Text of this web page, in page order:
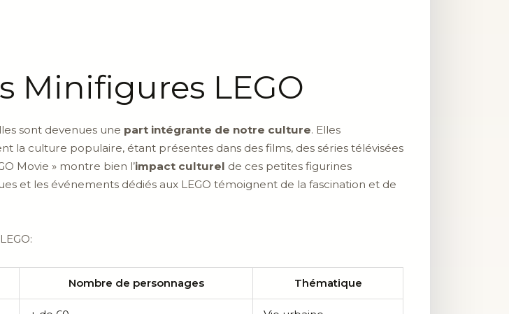
Minifigures LEGO
sont devenues une part intégrante de notre culture. Elles
la culture populaire, étant présentes dans des films, des séries télévisées
Movie » montre bien l’impact culturel de ces petites figurines
et les événements dédiés aux LEGO témoignent de la fascination et de
Nombre de personnages Thématique